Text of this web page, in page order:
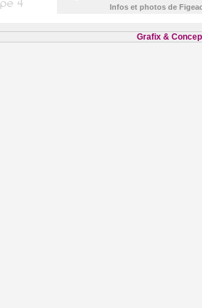
Infos et photos de
Grafix &